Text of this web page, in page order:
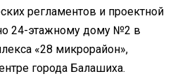
регламентов и проектной
24-этажному дому №2 в
«28 микрорайон»,
города Балашиха.